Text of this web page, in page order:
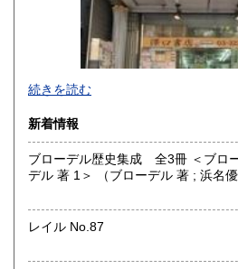
430円
最寄駅：神保町駅
営業時間：11:00〜18:00
定休日：年中無休 ※年末年始(12/
日本全国無料出張買取りお引き受け
まずは、フリーダイヤル 0120-
い。
続きを読む
新着情報
ブローデル歴史集成 全3冊 ＜ブロ
デル 著 1＞ （ブローデル 著 ; 浜名優美 監訳 ; 坂本佳子, 高塚
レイル No.87